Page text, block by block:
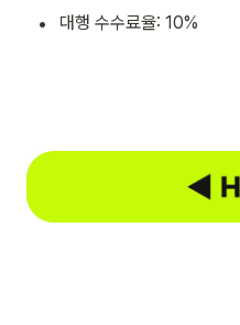
• 대행 수수료율: 10%